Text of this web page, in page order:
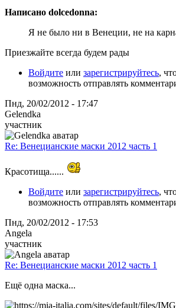
Написано dolcedonna:
Я не было ни в Венеции, не на
Приезжайте всегда будем рады
Войдите или зарегистрируйтесь,
возможность отправлять
Пнд, 20/02/2012 - 17:47
Gelendka
участник
Re: Венецианские маски 2012 часть 1
Красотища......
Войдите или зарегистрируйтесь,
возможность отправлять
Пнд, 20/02/2012 - 17:53
Angela
участник
Re: Венецианские маски 2012 часть 1
Ещё одна маска...